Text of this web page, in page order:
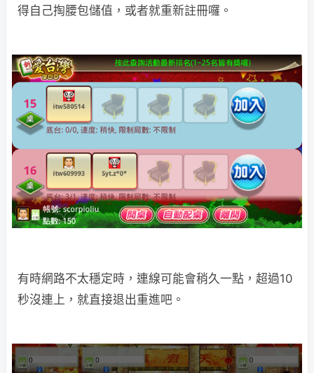
得自己掏腰包儲值，或者就重新註冊囉。
有時網路不太穩定時，連線可能會稍久一點，超過10
秒沒連上，就直接退出重進吧。